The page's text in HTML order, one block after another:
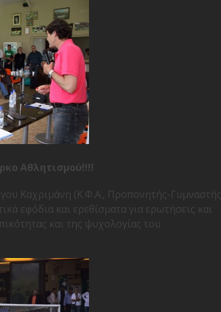
Αθλητισμού!!!!
Καχριμάνη (Κ.Φ.Α., Προπονητής-Γυμναστής
εφόδια και ερεθίσματα για ερωτήσεις και
και της ψυχολογίας του